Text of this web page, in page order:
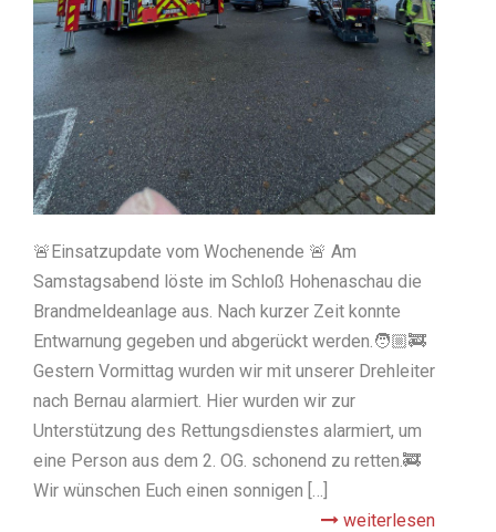
🚨Einsatzupdate vom Wochenende 🚨 Am
Samstagsabend löste im Schloß Hohenaschau die
Brandmeldeanlage aus. Nach kurzer Zeit konnte
Entwarnung gegeben und abgerückt werden.🧑🏼‍🚒
Gestern Vormittag wurden wir mit unserer Drehleiter
nach Bernau alarmiert. Hier wurden wir zur
Unterstützung des Rettungsdienstes alarmiert, um
eine Person aus dem 2. OG. schonend zu retten.🚒
Wir wünschen Euch einen sonnigen […]
weiterlesen